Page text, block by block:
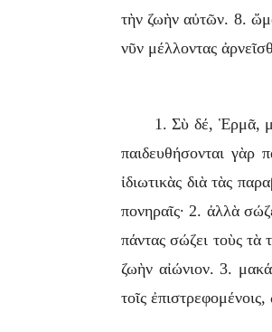
τὴν ζωὴν αὐτῶν. 8.
νῦν μέλλοντας
1. Σὺ δέ, Ἑρμᾶ,
παιδευθήσονται γὰρ
ἰδιωτικὰς διὰ τὰς
πονηραῖς· 2. ἀλλὰ
πάντας σώζει τοὺς τὰ
ζωὴν αἰώνιον. 3.
τοῖς